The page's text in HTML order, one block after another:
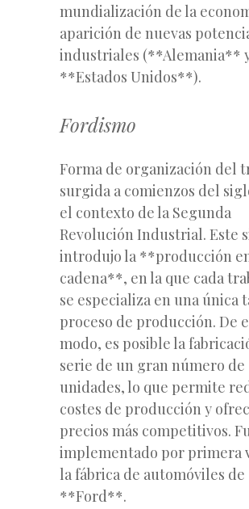
mundialización de la
aparición de nuevas
industriales (**Alemania**
**Estados Unidos**).
Fordismo
Forma de organización del
surgida a comienzos del
el contexto de la Segunda
Revolución Industrial. Este
introdujo la **producción
cadena**, en la que cada
se especializa en una única
proceso de producción. De
modo, es posible la
serie de un gran número de
unidades, lo que permite
costes de producción y
precios más competitivos.
implementado por primera
la fábrica de automóviles de
**Ford**.